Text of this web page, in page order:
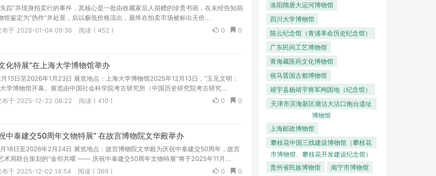
踪”并现身拍卖行的事件，其核心是一批由收藏家后人捐赠的珍贵书画，在未经告知捐
馆鉴定为“伪作”并处置，后以极低价格流出，最终在拍卖市场被标出天价...
0
0
布于 2026-01-04 09:36 阅读 ( 452 )
化特展”在上海大学博物馆举办
13日至2026年1月23日 展览地点：上海大学博物馆2025年12月13日，“玉见文明：
学博物馆开幕。展览由中国社会科学院考古研究所（中国历史研究院考古研究...
0
0
布于 2025-12-22 08:22 阅读 ( 410 )
泰建交50周年文物特展” 在故宫博物院文华殿举办
18日至2026年2月24日 展览地点：故宫博物院文华殿为庆祝中泰建交50周年，故宫
术局联合策划的“金邻共曜 —— 庆祝中泰建交50周年文物特展”将于2025年11月...
0
0
布于 2025-12-02 14:54 阅读 ( 369 )
洛阳隋唐大运河博物馆
四川大学博物馆
陈云纪念馆（青浦革命历史纪念馆）
广东民间工艺博物馆
青海藏医药文化博物馆
侯马晋国古都博物馆
靖宇县杨靖宇将军殉国地（纪念馆）
天津市滨海新区塘沽大沽口炮台遗址
博物馆
上海邮政博物馆
攀枝花中国三线建设博物馆（攀枝花
市博物馆、攀枝花开发建设纪念馆）
贵州省民族博物馆
南宁市博物馆